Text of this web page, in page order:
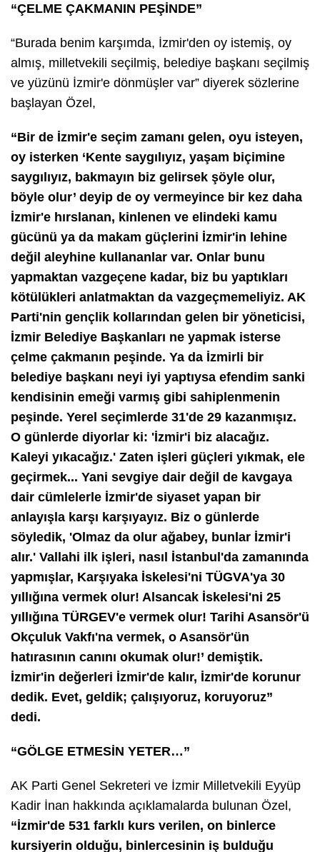
“ÇELME ÇAKMANIN PEŞİNDE”
“Burada benim karşımda, İzmir'den oy istemiş, oy
almış, milletvekili seçilmiş, belediye başkanı seçilmiş
ve yüzünü İzmir'e dönmüşler var” diyerek sözlerine
başlayan Özel,
“Bir de İzmir'e seçim zamanı gelen, oyu isteyen,
oy isterken ‘Kente saygılıyız, yaşam biçimine
saygılıyız, bakmayın biz gelirsek şöyle olur,
böyle olur’ deyip de oy vermeyince bir kez daha
İzmir'e hırslanan, kinlenen ve elindeki kamu
gücünü ya da makam güçlerini İzmir'in lehine
değil aleyhine kullananlar var. Onlar bunu
yapmaktan vazgeçene kadar, biz bu yaptıkları
kötülükleri anlatmaktan da vazgeçmemeliyiz. AK
Parti'nin gençlik kollarından gelen bir yöneticisi,
İzmir Belediye Başkanları ne yapmak isterse
çelme çakmanın peşinde. Ya da İzmirli bir
belediye başkanı neyi iyi yaptıysa efendim sanki
kendisinin emeği varmış gibi sahiplenmenin
peşinde. Yerel seçimlerde 31'de 29 kazanmışız.
O günlerde diyorlar ki: 'İzmir'i biz alacağız.
Kaleyi yıkacağız.' Zaten işleri güçleri yıkmak, ele
geçirmek... Yani sevgiye dair değil de kavgaya
dair cümlelerle İzmir'de siyaset yapan bir
anlayışla karşı karşıyayız. Biz o günlerde
söyledik, 'Olmaz da olur ağabey, bunlar İzmir'i
alır.' Vallahi ilk işleri, nasıl İstanbul'da zamanında
yapmışlar, Karşıyaka İskelesi'ni TÜGVA'ya 30
yıllığına vermek olur! Alsancak İskelesi'ni 25
yıllığına TÜRGEV'e vermek olur! Tarihi Asansör'ü
Okçuluk Vakfı'na vermek, o Asansör'ün
hatırasının canını okumak olur!’ demiştik.
İzmir'in değerleri İzmir'de kalır, İzmir'de korunur
dedik. Evet, geldik; çalışıyoruz, koruyoruz”
dedi.
“GÖLGE ETMESİN YETER…”
AK Parti Genel Sekreteri ve İzmir Milletvekili Eyyüp
Kadir İnan hakkında açıklamalarda bulunan Özel,
“İzmir'de 531 farklı kurs verilen, on binlerce
kursiyerin olduğu, binlercesinin iş bulduğu